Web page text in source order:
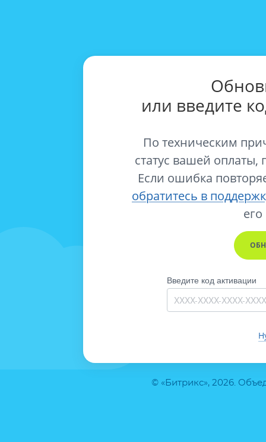
© «Битрикс», 2026.
или введите
По техническим
статус вашей оплаты,
Если ошибка
обратитесь в
его
Введите код активации